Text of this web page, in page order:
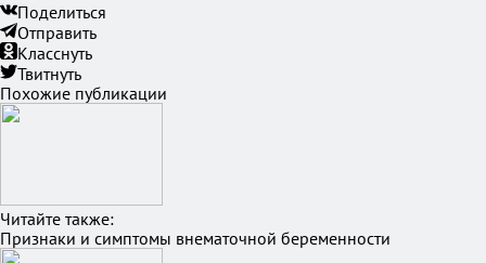
Поделиться
Отправить
Класснуть
Твитнуть
Похожие публикации
Читайте также:
Признаки и симптомы внематочной беременности